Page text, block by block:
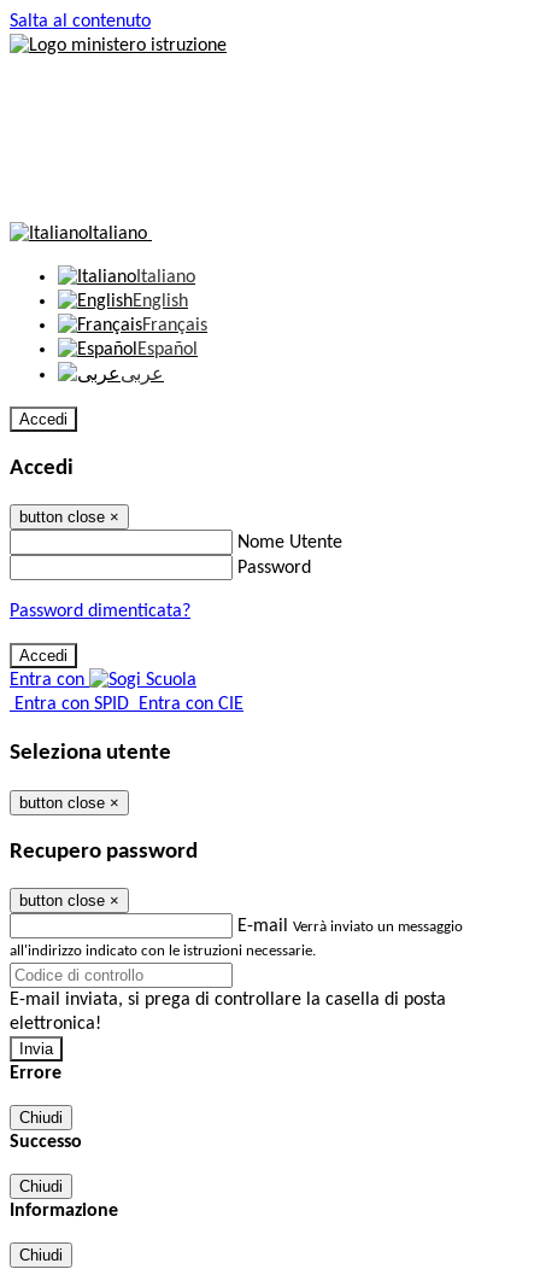
Salta al contenuto
Italiano
Italiano
English
Français
Español
عربى
Accedi
Accedi
button close ×
Nome Utente
Password
Password dimenticata?
Entra con
Entra con SPID Entra con CIE
Seleziona utente
button close ×
Recupero password
button close ×
E-mail Verrà inviato un messaggio
all'indirizzo indicato con le istruzioni necessarie.
E-mail inviata, si prega di controllare la casella di posta
elettronica!
Errore
Chiudi
Successo
Chiudi
Informazione
Chiudi